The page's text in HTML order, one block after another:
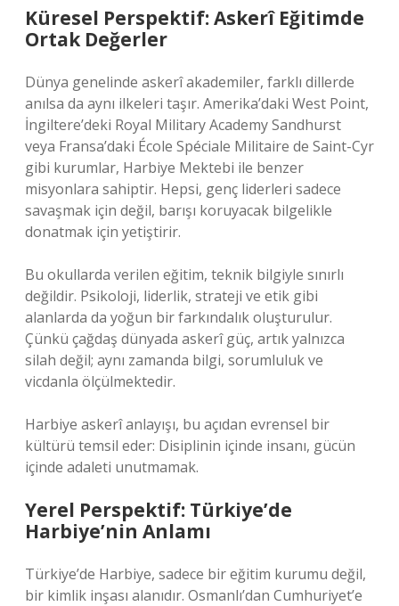
Küresel Perspektif: Askerî Eğitimde
Ortak Değerler
Dünya genelinde askerî akademiler, farklı dillerde
anılsa da aynı ilkeleri taşır. Amerika’daki West Point,
İngiltere’deki Royal Military Academy Sandhurst
veya Fransa’daki École Spéciale Militaire de Saint-Cyr
gibi kurumlar, Harbiye Mektebi ile benzer
misyonlara sahiptir. Hepsi, genç liderleri sadece
savaşmak için değil, barışı koruyacak bilgelikle
donatmak için yetiştirir.
Bu okullarda verilen eğitim, teknik bilgiyle sınırlı
değildir. Psikoloji, liderlik, strateji ve etik gibi
alanlarda da yoğun bir farkındalık oluşturulur.
Çünkü çağdaş dünyada askerî güç, artık yalnızca
silah değil; aynı zamanda bilgi, sorumluluk ve
vicdanla ölçülmektedir.
Harbiye askerî anlayışı, bu açıdan evrensel bir
kültürü temsil eder: Disiplinin içinde insanı, gücün
içinde adaleti unutmamak.
Yerel Perspektif: Türkiye’de
Harbiye’nin Anlamı
Türkiye’de Harbiye, sadece bir eğitim kurumu değil,
bir kimlik inşası alanıdır. Osmanlı’dan Cumhuriyet’e